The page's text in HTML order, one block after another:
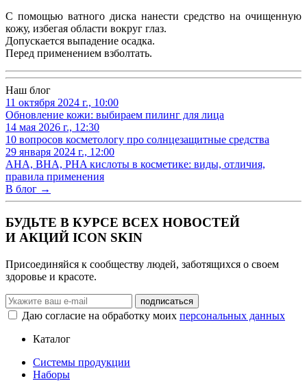
C помощью ватного диска нанести средство на очищенную
кожу, избегая области вокруг глаз.
Допускается выпадение осадка.
Перед применением взболтать.
Наш блог
11 октября 2024 г., 10:00
Обновление кожи: выбираем пилинг для лица
14 мая 2026 г., 12:30
10 вопросов косметологу про солнцезащитные средства
29 января 2024 г., 12:00
AHA, BHA, PHA кислоты в косметике: виды, отличия,
правила применения
В блог →
БУДЬТЕ В КУРСЕ ВСЕХ НОВОСТЕЙ
И АКЦИЙ ICON SKIN
Присоединяйся к сообществу людей, заботящихся о своем
здоровье и красоте.
Даю согласие на обработку моих персональных данных
Каталог
Системы продукции
Наборы